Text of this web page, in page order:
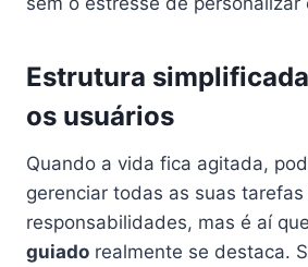
Estrutura
os usuários
Quando a vida fica agitada,
gerenciar todas as suas tarefas
responsabilidades, mas é aí
guiado realmente se destaca.